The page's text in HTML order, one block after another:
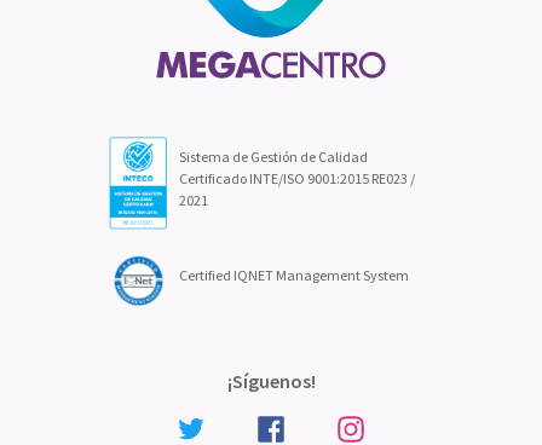
Sistema de Gestión de Calidad
Certificado INTE/ISO 9001:2015 RE023 /
2021
Certified IQNET Management System
¡Síguenos!